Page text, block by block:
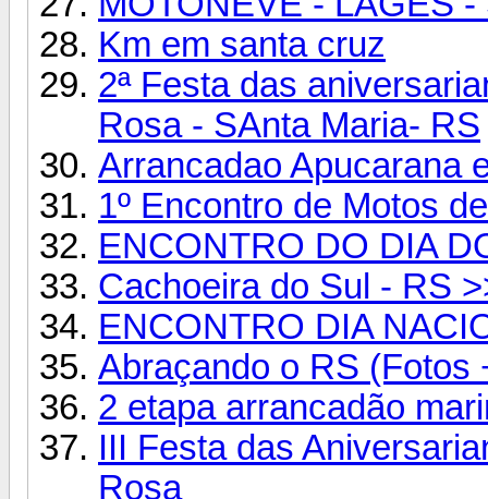
Km em santa cruz
2ª Festa das
Rosa - SAnta Maria- RS
Arrancadao Apucarana
1º Encontro de Motos
ENCONTRO DO DIA
Cachoeira do Sul - RS
ENCONTRO DIA
Abraçando o RS (Fotos
2 etapa arrancadão
III Festa das
Rosa